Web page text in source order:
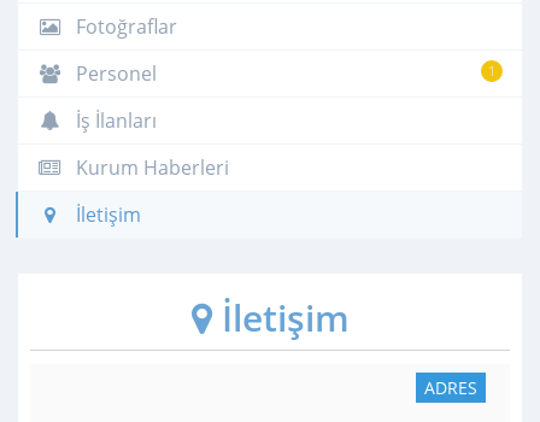
Fotoğraflar
1
Personel
İş İlanları
Kurum Haberleri
İletişim
İletişim
ADRES